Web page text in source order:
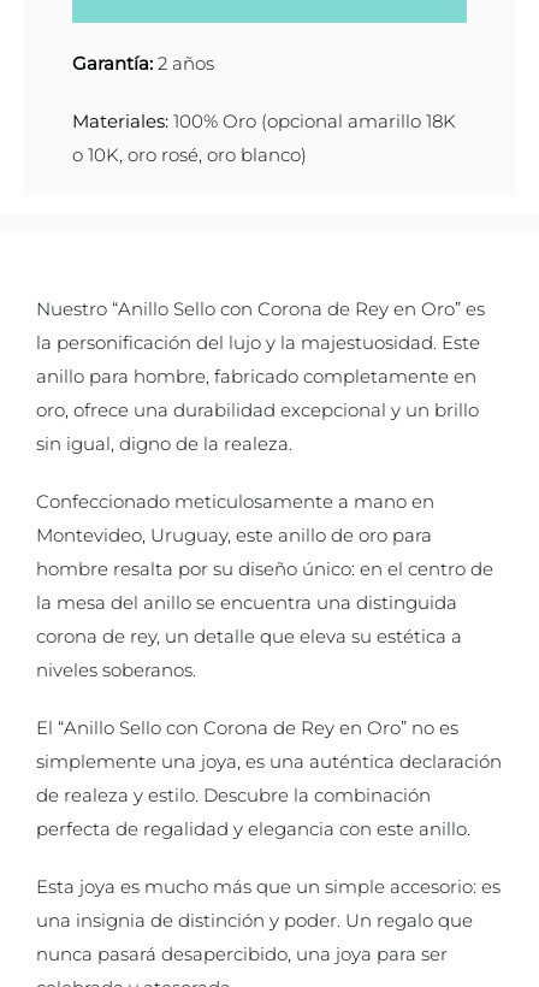
Garantía: 2 años
Materiales: 100% Oro (opcional amarillo 18K
o 10K, oro rosé, oro blanco)
Nuestro “Anillo Sello con Corona de Rey en Oro” es
la personificación del lujo y la majestuosidad. Este
anillo para hombre, fabricado completamente en
oro, ofrece una durabilidad excepcional y un brillo
sin igual, digno de la realeza.
Confeccionado meticulosamente a mano en
Montevideo, Uruguay, este anillo de oro para
hombre resalta por su diseño único: en el centro de
la mesa del anillo se encuentra una distinguida
corona de rey, un detalle que eleva su estética a
niveles soberanos.
El “Anillo Sello con Corona de Rey en Oro” no es
simplemente una joya, es una auténtica declaración
de realeza y estilo. Descubre la combinación
perfecta de regalidad y elegancia con este anillo.
Esta joya es mucho más que un simple accesorio: es
una insignia de distinción y poder. Un regalo que
nunca pasará desapercibido, una joya para ser